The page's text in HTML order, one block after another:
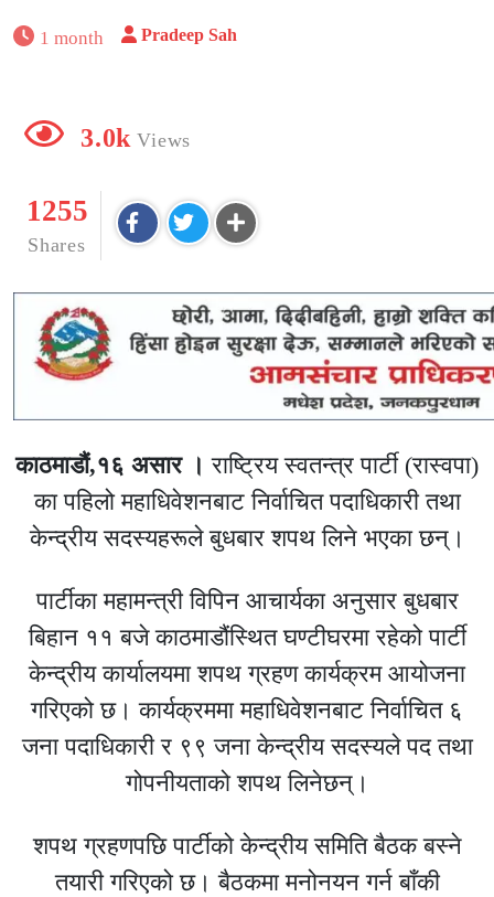
1 month Pradeep Sah
3.0k Views
1255
Shares
काठमाडौं,१६ असार । राष्ट्रिय स्वतन्त्र पार्टी (रास्वपा)
का पहिलो महाधिवेशनबाट निर्वाचित पदाधिकारी तथा
केन्द्रीय सदस्यहरूले बुधबार शपथ लिने भएका छन्।
पार्टीका महामन्त्री विपिन आचार्यका अनुसार बुधबार
बिहान ११ बजे काठमाडौंस्थित घण्टीघरमा रहेको पार्टी
केन्द्रीय कार्यालयमा शपथ ग्रहण कार्यक्रम आयोजना
गरिएको छ। कार्यक्रममा महाधिवेशनबाट निर्वाचित ६
जना पदाधिकारी र ९९ जना केन्द्रीय सदस्यले पद तथा
गोपनीयताको शपथ लिनेछन्।
शपथ ग्रहणपछि पार्टीको केन्द्रीय समिति बैठक बस्ने
तयारी गरिएको छ। बैठकमा मनोनयन गर्न बाँकी